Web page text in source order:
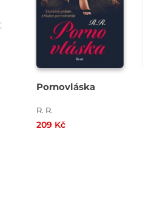
Pornovláska
R. R.
209 Kč